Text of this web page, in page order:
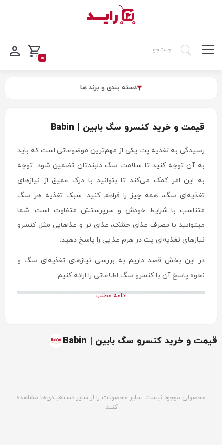
0
دسته بندی و برند ها
قیمت و خرید کنسرو سگ بابین | Babin
رسیدگی به تغذیه پت یکی از مهم‌ترین موضوعاتی است که باید
به آن توجه کنید تا سلامت سگ دلبندتان تضمین شود. توجه
به این امر کمک می‌کند تا بتوانید با درک عمیق از نیازهای
تغذیه‌ای سگ، همه چیز را فراهم کنید. سبک تغذیه هر سگ
متناسب با شرایط خودش و سرپرستش متفاوت است. شما
میتوانید با مصرف غذای خشک، غذای تر و غذاهایی مثل کنسرو
نیازهای تغذیه‌ای پت در هرم غذایی را پاسخ دهید.
در این بخش قصد داریم به بررسی نیازهای تغذیه‌ای سگ و
نحوه پاسخ آن با کنسرو سگ اطلاعاتی را ارائه کنیم.
ادامه مطلب
قیمت و خرید کنسرو سگ بابین | Babin
محصولی موجود نیست. سایر محصولات را از سایر دسته‌بندی‌ها مشاهده
کنید.